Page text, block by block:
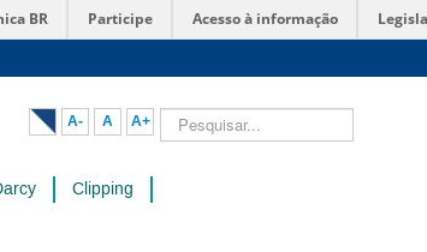
BR Participe Acesso à informação
A- A A+ Pesquisar...
Clipping